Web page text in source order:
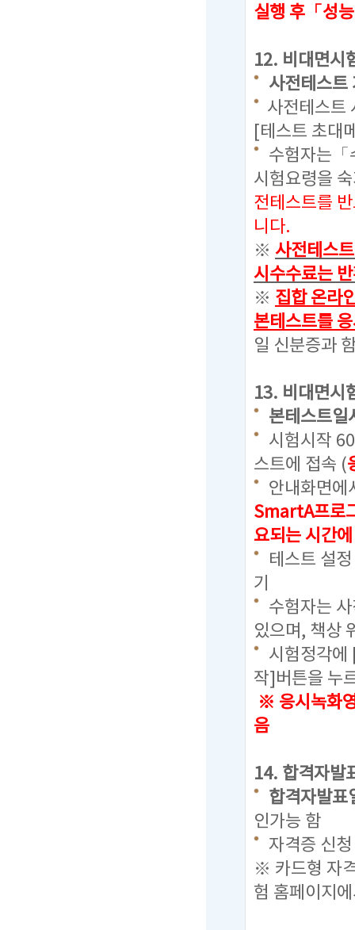
실행 후「성
12. 비대면시
사전테스
사전테스트
[테스트 초대
수험자는「
시험요령을
전테스트를
니다.
※ 사전테스
시수수료는
※ 집합 온라
본테스트를
일 신분증과
13. 비대면시
본테스트일
시험시작
스트에 접속 (
안내화면에
SmartA프로
요되는 시간
테스트 설
기
수험자는
있으며, 책상
시험정각에
작]버튼을 누
※ 응시녹화
음
14. 합격자발
합격자발
인가능 함
자격증 신
※ 카드형 자
험 홈페이지